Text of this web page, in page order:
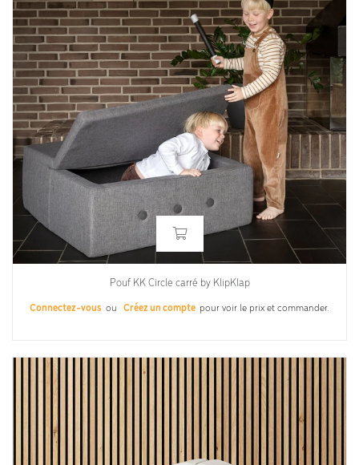
Pouf KK Circle carré by KlipKlap
Connectez-vous ou Créez un compte pour voir le prix et commander.